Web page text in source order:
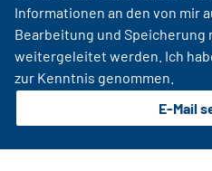
Informationen an den von mir
Bearbeitung und Speicherung
weitergeleitet werden. Ich
zur Kenntnis genommen.
E-Mail